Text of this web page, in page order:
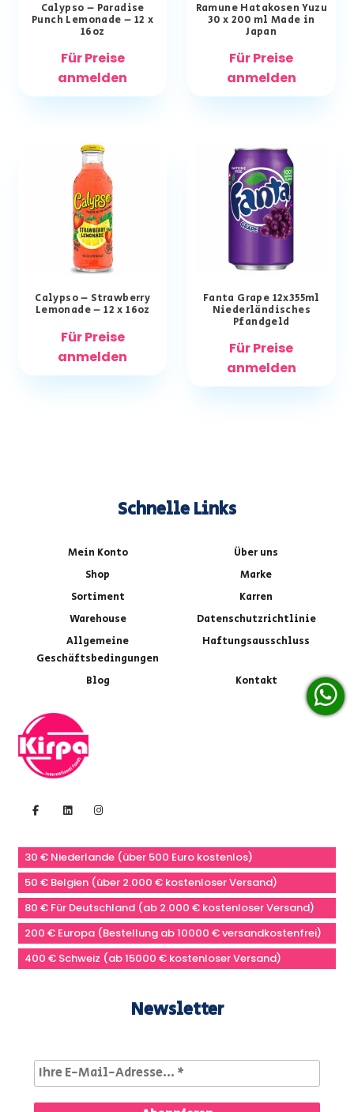
Calypso – Paradise
Punch Lemonade – 12 x
16oz
Für Preise
anmelden
Ramune Hatakosen Yuzu
30 x 200 ml Made in
Japan
Für Preise
anmelden
Calypso – Strawberry
Lemonade – 12 x 16oz
Für Preise
anmelden
Fanta Grape 12x355ml
Niederländisches
Pfandgeld
Für Preise
anmelden
Schnelle Links
Mein Konto
Über uns
Shop
Marke
Sortiment
Karren
Warehouse
Datenschutzrichtlinie
Allgemeine
Geschäftsbedingungen
Haftungsausschluss
Blog Kontakt
30 € Niederlande (über 500 Euro kostenlos)
50 € Belgien (über 2.000 € kostenloser Versand)
80 € Für Deutschland (ab 2.000 € kostenloser Versand)
200 € Europa (Bestellung ab 10000 € versandkostenfrei)
400 € Schweiz (ab 15000 € kostenloser Versand)
Newsletter